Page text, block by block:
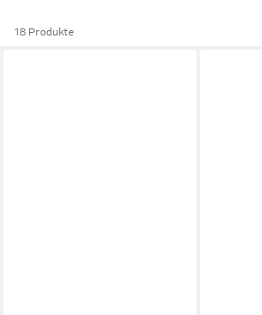
18 Produkte